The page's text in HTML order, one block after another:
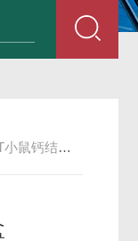
starch）ELISA试剂
蛋白(CR)ELISA试剂盒